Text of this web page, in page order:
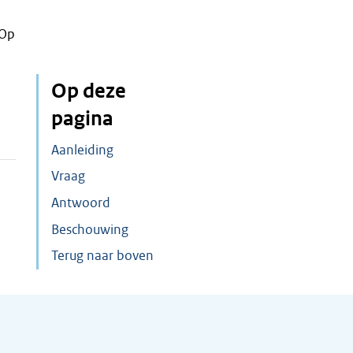
Op deze
pagina
Aanleiding
Vraag
Antwoord
Beschouwing
Terug naar boven